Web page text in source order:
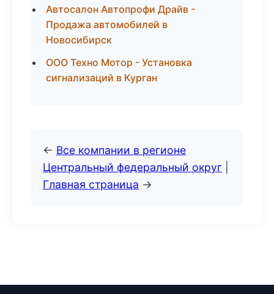
Автосалон Автопрофи Драйв -
Продажа автомобилей в
Новосибирск
ООО Техно Мотор - Установка
сигнализаций в Курган
← Все компании в регионе
Центральный федеральный округ
Главная страница →